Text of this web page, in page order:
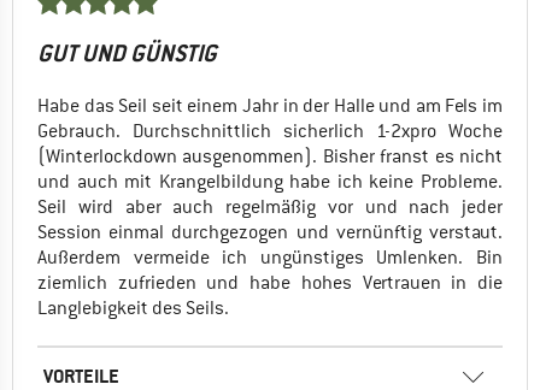
GUT UND GÜNSTIG
Habe das Seil seit einem Jahr in der Halle und am Fels im
Gebrauch. Durchschnittlich sicherlich 1-2xpro Woche
(Winterlockdown ausgenommen). Bisher franst es nicht
und auch mit Krangelbildung habe ich keine Probleme.
Seil wird aber auch regelmäßig vor und nach jeder
Session einmal durchgezogen und vernünftig verstaut.
Außerdem vermeide ich ungünstiges Umlenken. Bin
ziemlich zufrieden und habe hohes Vertrauen in die
Langlebigkeit des Seils.
VORTEILE